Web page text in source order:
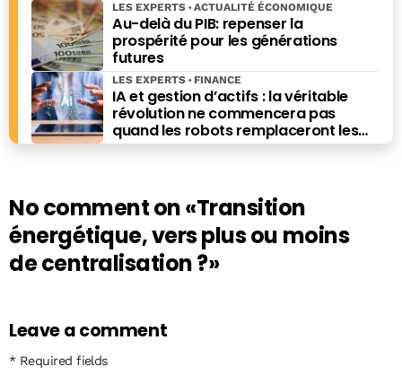
Au-delà du PIB: repenser la
prospérité pour les générations
futures
LES EXPERTS ACTUALITÉ ÉCONOMIQUE
IA et gestion d’actifs : la véritable
révolution ne commencera pas
quand les robots remplaceront les
financiers. Elle commencera quand ils
LES EXPERTS FINANCE
No comment on«Transition
énergétique, vers plus ou moins
de centralisation ?»
Leave a comment
* Required fields